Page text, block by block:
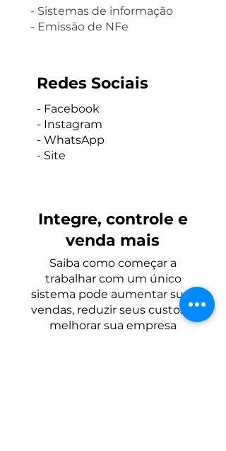
- Sistemas de informação
- Emissão de NFe
Redes Sociais
- Facebook
- Instagram
- WhatsApp
- Site
Integre, controle e
venda mais
Saiba como começar a
trabalhar com um único
sistema pode aumentar suas
vendas, reduzir seus custos e
melhorar sua empresa